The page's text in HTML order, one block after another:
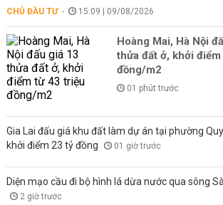
CHỦ ĐẦU TƯ 15:09 | 09/08/2026
Hoàng Mai, Hà Nội
thửa đất ở, khởi
đồng/m2
01 phút trước
Gia Lai đấu giá khu đất làm dự án tại phường
khởi điểm 23 tỷ đồng
01 giờ trước
Diện mạo cầu đi bộ hình lá dừa nước qua sông
2 giờ trước